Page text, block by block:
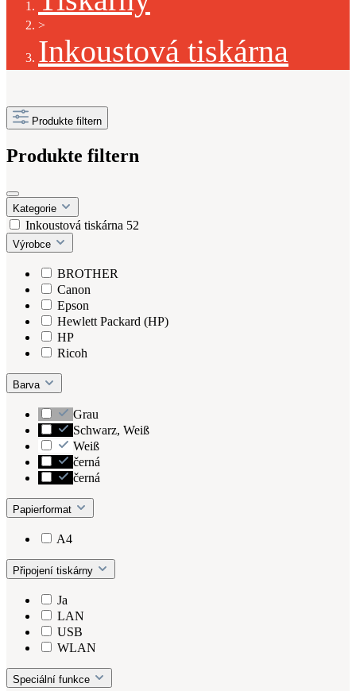
>
Inkoustová tiskárna
Produkte filtern
Produkte filtern
Kategorie
Inkoustová tiskárna 52
Výrobce
BROTHER
Canon
Epson
Hewlett Packard (HP)
HP
Ricoh
Barva
Grau
Schwarz, Weiß
Weiß
černá
černá
Papierformat
A4
Připojení tiskárny
Ja
LAN
USB
WLAN
Speciální funkce